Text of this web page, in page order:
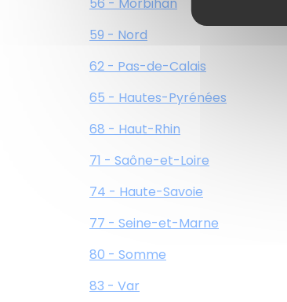
59 - Nord
62 - Pas-de-Calais
65 - Hautes-Pyrénées
68 - Haut-Rhin
71 - Saône-et-Loire
74 - Haute-Savoie
77 - Seine-et-Marne
80 - Somme
83 - Var